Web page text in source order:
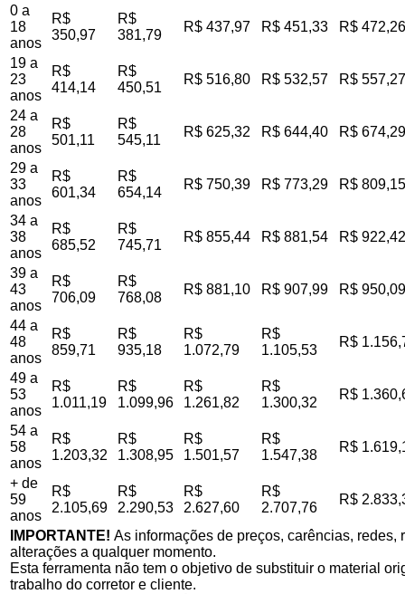
0 a
18
anos
R$
350,97
R$
381,79
R$ 437,97 R$ 451,33 R$ 472,26
19 a
23
anos
R$
414,14
R$
450,51
R$ 516,80 R$ 532,57 R$ 557,27
24 a
28
anos
R$
501,11
R$
545,11
R$ 625,32 R$ 644,40 R$ 674,29
29 a
33
anos
R$
601,34
R$
654,14
R$ 750,39 R$ 773,29 R$ 809,15
34 a
38
anos
R$
685,52
R$
745,71
R$ 855,44 R$ 881,54 R$ 922,42
39 a
43
anos
R$
706,09
R$
768,08
R$ 881,10 R$ 907,99 R$ 950,09
44 a
48
anos
R$
859,71
R$
935,18
R$
1.072,79
R$
1.105,53
R$
49 a
53
anos
R$
1.011,19
R$
1.099,96
R$
1.261,82
R$
1.300,32
R$
54 a
58
anos
R$
1.203,32
R$
1.308,95
R$
1.501,57
R$
1.547,38
R$
+ de
59
anos
R$
2.105,69
R$
2.290,53
R$
2.627,60
R$
2.707,76
R$
IMPORTANTE! As informações de preços, carências,
alterações a qualquer momento.
Esta ferramenta não tem o objetivo de substituir o material
trabalho do corretor e cliente.